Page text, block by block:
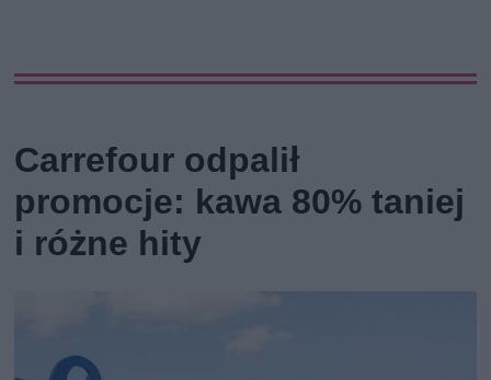
Carrefour odpalił
promocje: kawa 80% taniej
i różne hity